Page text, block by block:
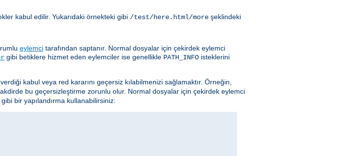
kabul edilir. Yukarıdaki örnekteki gibi /test/here.html/more şeklindeki
eylemci tarafından saptanır. Normal dosyalar için çekirdek eylemci
gibi betiklere hizmet eden eylemciler ise genellikle PATH_INFO isteklerini
kabul veya red kararını geçersiz kılabilmenizi sağlamaktır. Örneğin,
takdirde bu geçersizleştirme zorunlu olur. Normal dosyalar için çekirdek eylemci
bir yapılandırma kullanabilirsiniz: